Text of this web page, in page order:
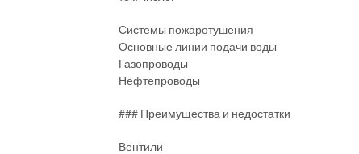
Системы пожаротушения
Основные линии подачи воды
Газопроводы
Нефтепроводы
### Преимущества и недостатки
Вентили